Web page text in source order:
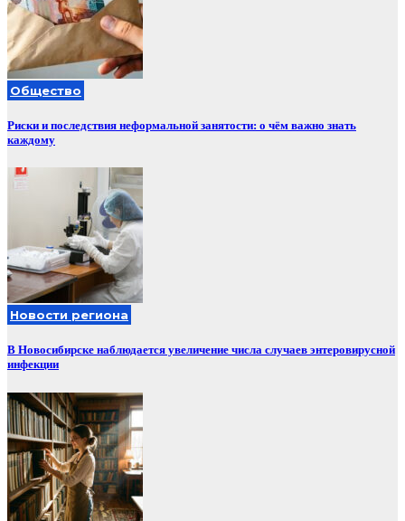
Общество
Риски и последствия неформальной занятости: о чём важно знать
каждому
Новости региона
В Новосибирске наблюдается увеличение числа случаев энтеровирусной
инфекции